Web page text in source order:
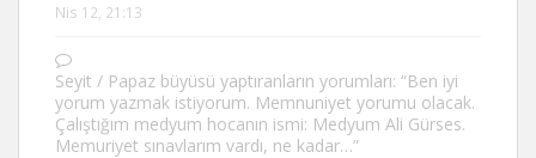
Nis 12, 21:13
Seyit / Papaz büyüsü yaptıranların yorumları: “Ben iyi
yorum yazmak istiyorum. Memnuniyet yorumu olacak.
Çalıştığım medyum hocanın ismi: Medyum Ali Gürses.
Memuriyet sınavlarım vardı, ne kadar…”